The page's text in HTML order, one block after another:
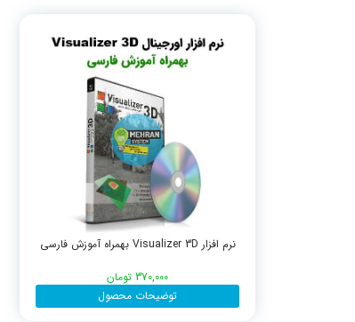
نرم افزار Visualizer 3D بهمراه آموزش فارسی
370,000 تومان
توضیحات محصول